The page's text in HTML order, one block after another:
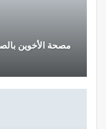
مصحة الأخوين